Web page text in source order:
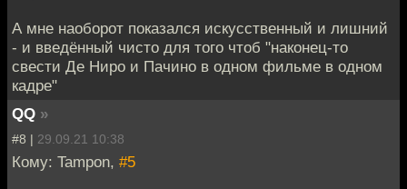
А мне наоборот показался искусственный и лишний
- и введённый чисто для того чтоб "наконец-то
свести Де Ниро и Пачино в одном фильме в одном
кадре"
QQ »
#8 | 29.09.21 10:38
Кому: Tampon, #5